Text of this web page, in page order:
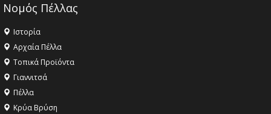
Νομός Πέλλας
Ιστορία
Αρχαία Πέλλα
Τοπικά Προϊόντα
Γιαννιτσά
Πέλλα
Κρύα Βρύση